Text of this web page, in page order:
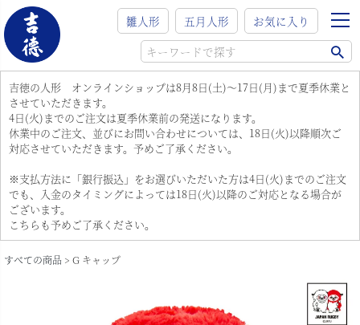
雛人形 五月人形 お気に入り
吉徳の人形 オンラインショップは8月8日(土)～17日(月)まで夏季休業と
させていただきます。
4日(火)までのご注文は夏季休業前の発送になります。
休業中のご注文、並びにお問い合わせについては、18日(火)以降順次ご
対応させていただきます。予めご了承ください。
※支払方法に「銀行振込」をお選びいただいた方は4日(火)までのご注文
でも、入金のタイミングによっては18日(火)以降のご対応となる場合が
ございます。
こちらも予めご了承ください。
すべての商品 G キャップ